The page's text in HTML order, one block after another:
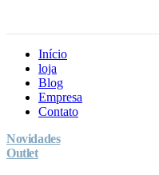
Início
loja
Blog
Empresa
Contato
Novidades
Outlet